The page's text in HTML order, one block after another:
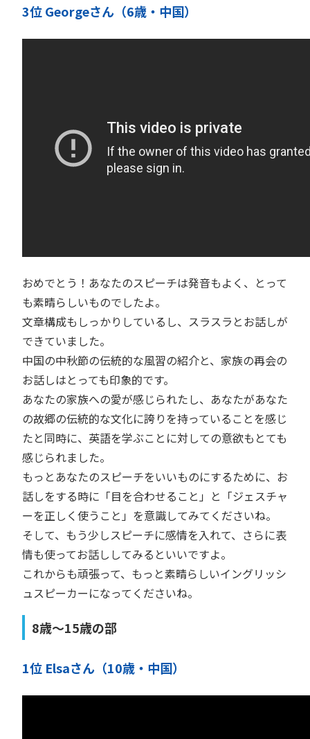
3位 Georgeさん（6歳・中国）
おめでとう！あなたのスピーチは発音もよく、とって
も素晴らしいものでしたよ。
文章構成もしっかりしているし、スラスラとお話しが
できていました。
中国の中秋節の伝統的な風習の紹介と、家族の再会の
お話しはとっても印象的です。
あなたの家族への愛が感じられたし、あなたがあなた
の故郷の伝統的な文化に誇りを持っていることを感じ
たと同時に、英語を学ぶことに対しての意欲もとても
感じられました。
もっとあなたのスピーチをいいものにするために、お
話しをする時に「目を合わせること」と「ジェスチャ
ーを正しく使うこと」を意識してみてくださいね。
そして、もう少しスピーチに感情を入れて、さらに表
情も使ってお話ししてみるといいですよ。
これからも頑張って、もっと素晴らしいイングリッシ
ュスピーカーになってくださいね。
8歳〜15歳の部
1位 Elsaさん（10歳・中国）